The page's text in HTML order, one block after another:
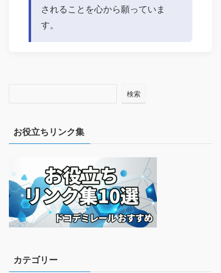
されることを心から願っていま
す。
検索
お役立ちリンク集
カテゴリー